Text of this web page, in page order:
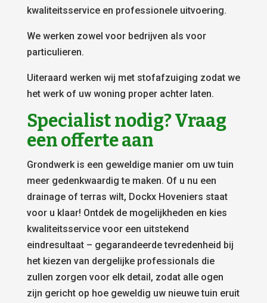
kwaliteitsservice en professionele uitvoering.
We werken zowel voor bedrijven als voor
particulieren.
Uiteraard werken wij met stofafzuiging zodat we
het werk of uw woning proper achter laten.
Specialist nodig? Vraag
een offerte aan
Grondwerk is een geweldige manier om uw tuin
meer gedenkwaardig te maken. Of u nu een
drainage of terras wilt, Dockx Hoveniers staat
voor u klaar! Ontdek de mogelijkheden en kies
kwaliteitsservice voor een uitstekend
eindresultaat – gegarandeerde tevredenheid bij
het kiezen van dergelijke professionals die
zullen zorgen voor elk detail, zodat alle ogen
zijn gericht op hoe geweldig uw nieuwe tuin eruit